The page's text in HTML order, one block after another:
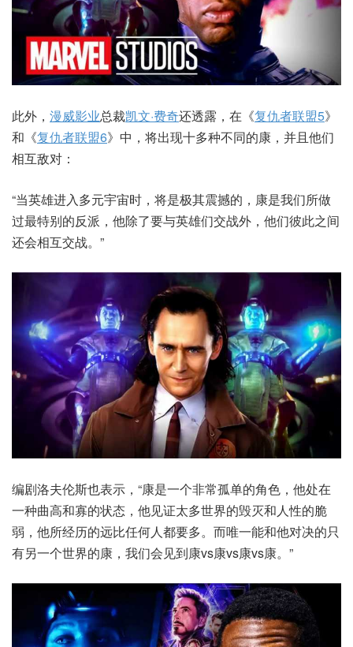
此外， 漫威影业总裁凯文·费奇还透露，在《复仇者联盟5》
和《复仇者联盟6》中，将出现十多种不同的康，并且他们
相互敌对：
“当英雄进入多元宇宙时，将是极其震撼的，康是我们所做
过最特别的反派，他除了要与英雄们交战外，他们彼此之间
还会相互交战。”
编剧洛夫伦斯也表示，“康是一个非常孤单的角色，他处在
一种曲高和寡的状态，他见证太多世界的毁灭和人性的脆
弱，他所经历的远比任何人都要多。而唯一能和他对决的只
有另一个世界的康，我们会见到康vs康vs康vs康。”